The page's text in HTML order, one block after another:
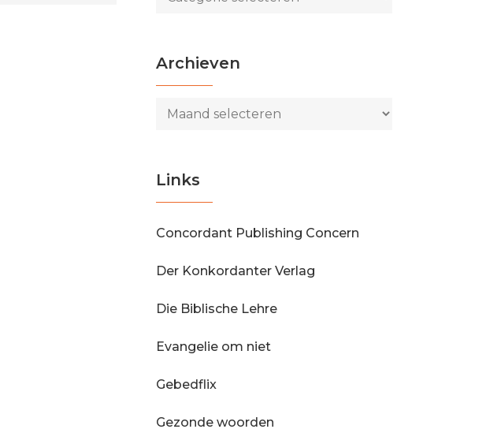
Archieven
Archieven
Links
Concordant Publishing Concern
Der Konkordanter Verlag
Die Biblische Lehre
Evangelie om niet
Gebedflix
Gezonde woorden